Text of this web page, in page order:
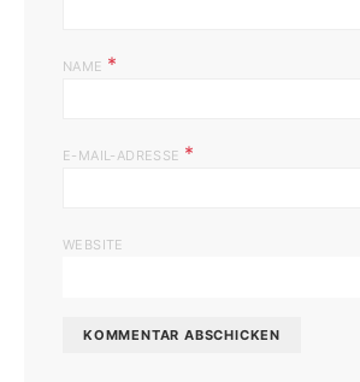
NAME *
E-MAIL-ADRESSE *
WEBSITE